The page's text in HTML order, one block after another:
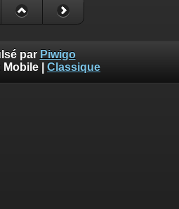
par Piwigo
Mobile Classique